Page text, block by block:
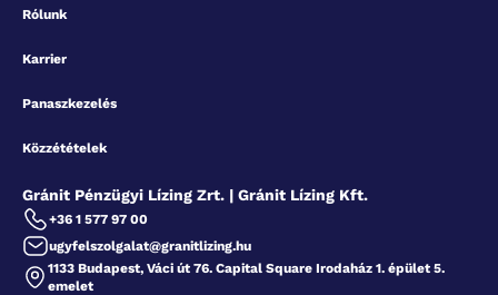
Rólunk
Karrier
Panaszkezelés
Közzétételek
Gránit Pénzügyi Lízing Zrt. | Gránit Lízing Kft.
+36 1 577 97 00
ugyfelszolgalat@granitlizing.hu
1133 Budapest, Váci út 76. Capital Square Irodaház 1. épület 5.
emelet